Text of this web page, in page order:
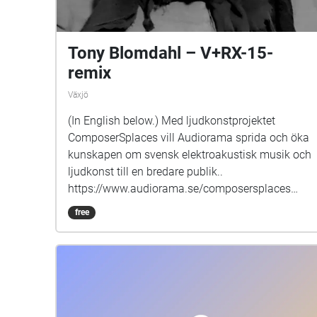
Tony Blomdahl – V+RX-15-
remix
Växjö
(In English below.) Med ljudkonstprojektet
ComposerSplaces vill Audiorama sprida och öka
kunskapen om svensk elektroakustisk musik och
ljudkonst till en bredare publik..
https://www.audiorama.se/composersplaces
V+RX-15 är beställt av Sveriges Radio och
komponerat för trummaskin och violin till
free